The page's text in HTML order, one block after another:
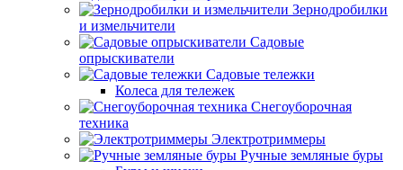
Зернодробилки
и измельчители
Садовые
опрыскиватели
Садовые тележки
Колеса для тележек
Снегоуборочная
техника
Электротриммеры
Ручные земляные буры